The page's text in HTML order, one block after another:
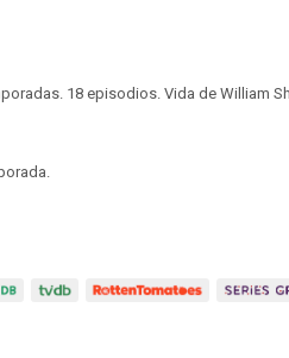
18 episodios. Vida de William